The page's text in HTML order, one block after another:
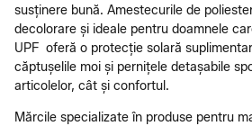
susținere bună. Amestecurile de
decolorare și ideale pentru doamnele
UPF oferă o protecție solară
căptușelile moi și pernițele detașabile
articolelor, cât și confortul.
Mărcile specializate în produse pentru